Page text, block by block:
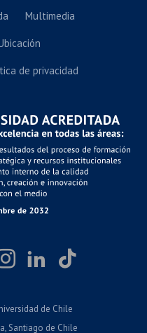
Multimedia
de privacidad
de Chile
Santiago de Chile